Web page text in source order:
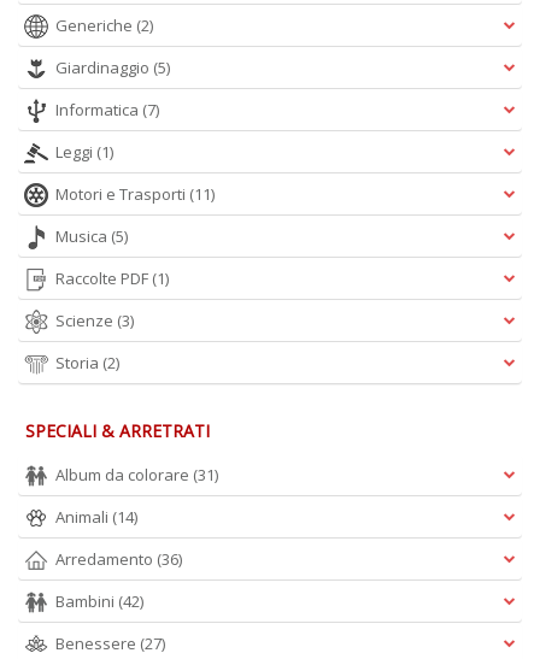
Generiche (2)
Giardinaggio (5)
Informatica (7)
Leggi (1)
Motori e Trasporti (11)
Musica (5)
Raccolte PDF (1)
Scienze (3)
Storia (2)
SPECIALI & ARRETRATI
Album da colorare (31)
Animali (14)
Arredamento (36)
Bambini (42)
Benessere (27)